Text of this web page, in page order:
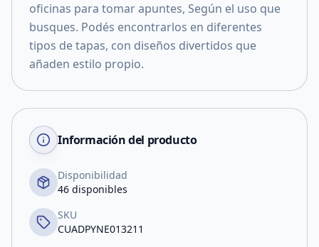
oficinas para tomar apuntes, Según el uso que
busques. Podés encontrarlos en diferentes
tipos de tapas, con diseños divertidos que
añaden estilo propio.
Información del producto
Disponibilidad
46 disponibles
SKU
CUADPYNE013211